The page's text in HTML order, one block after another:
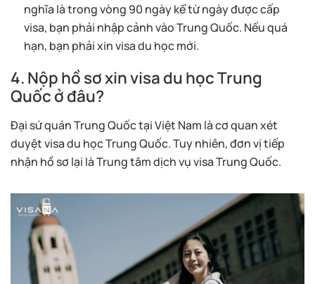
nghĩa là trong vòng 90 ngày kể từ ngày được cấp
visa, bạn phải nhập cảnh vào Trung Quốc. Nếu quá
hạn, bạn phải xin visa du học mới.
4. Nộp hồ sơ xin visa du học Trung
Quốc ở đâu?
Đại sứ quán Trung Quốc tại Việt Nam là cơ quan xét
duyệt visa du học Trung Quốc. Tuy nhiên, đơn vị tiếp
nhận hồ sơ lại là Trung tâm dịch vụ visa Trung Quốc.